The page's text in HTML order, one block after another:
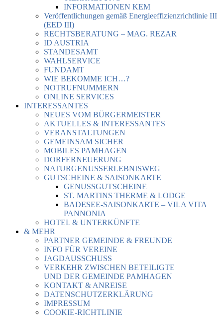
INFORMATIONEN KEM
Veröffentlichungen gemäß Energieeffizienzrichtlinie III
(EED III)
RECHTSBERATUNG – MAG. REZAR
ID AUSTRIA
STANDESAMT
WAHLSERVICE
FUNDAMT
WIE BEKOMME ICH…?
NOTRUFNUMMERN
ONLINE SERVICES
INTERESSANTES
NEUES VOM BÜRGERMEISTER
AKTUELLES & INTERESSANTES
VERANSTALTUNGEN
GEMEINSAM SICHER
MOBILES PAMHAGEN
DORFERNEUERUNG
NATURGENUSSERLEBNISWEG
GUTSCHEINE & SAISONKARTE
GENUSSGUTSCHEINE
ST. MARTINS THERME & LODGE
BADESEE-SAISONKARTE – VILA VITA
PANNONIA
HOTEL & UNTERKÜNFTE
& MEHR
PARTNER GEMEINDE & FREUNDE
INFO FÜR VEREINE
JAGDAUSSCHUSS
VERKEHR ZWISCHEN BETEILIGTE
UND DER GEMEINDE PAMHAGEN
KONTAKT & ANREISE
DATENSCHUTZERKLÄRUNG
IMPRESSUM
COOKIE-RICHTLINIE